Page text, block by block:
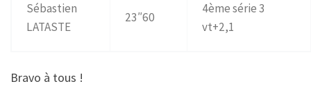
Sébastien
LATASTE
23″60
4ème série 3
vt+2,1
Bravo à tous !